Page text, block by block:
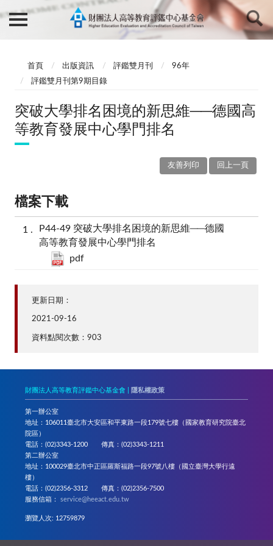
首頁 出版資訊 評鑑雙月刊
96年
評鑑雙月刊第9期目錄
突破大學排名困境的新思維──德國高
等教育發展中心學門排名
回上一頁
友善列印
檔案下載
P44-49 突破大學排名困境的新思維──德國
高等教育發展中心學門排名
pdf
更新日期：
2021-09-16
資料點閱次數：903
財團法人高等教育評鑑中心基金會 | 隱私權政策
第一辦公室
地址：106011臺北市大安區和平東路一段179號七樓（國家教育研究院臺北
院區）
電話：(02)3343-1200 傳真：(02)3343-1211
第二辦公室
地址：100029臺北市中正區羅斯福路一段97號八樓（國立臺灣大學行遠
樓）
電話：(02)2356-3312 傳真：(02)2356-7500
服務信箱：service@heeact.edu.tw
瀏覽人次: 12759879